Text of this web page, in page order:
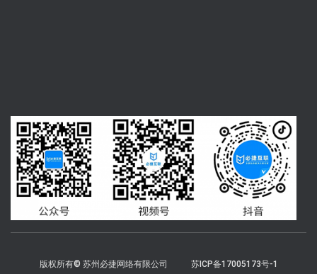
版权所有© 苏州必捷网络有限公司 苏ICP备17005173号-1